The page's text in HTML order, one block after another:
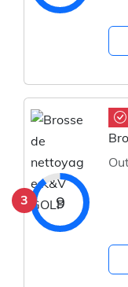
3 9